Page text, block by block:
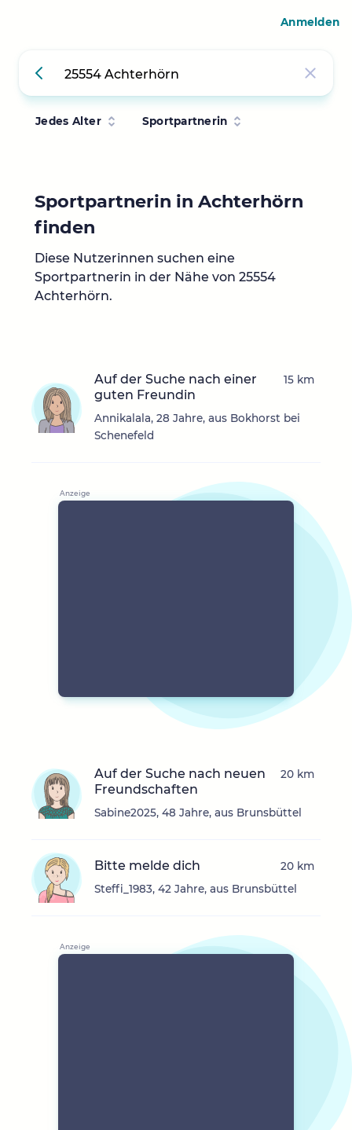
Jedes Alter Sportpartnerin
Sportpartnerin in Achterhörn
finden
Diese Nutzerinnen suchen eine
Sportpartnerin in der Nähe von 25554
Achterhörn.
Auf der Suche nach einer
guten Freundin
Annikalala, 28 Jahre, aus Bokhorst bei
Schenefeld
15 km
Auf der Suche nach neuen
Freundschaften
Sabine2025, 48 Jahre, aus Brunsbüttel
20 km
Bitte melde dich
Steffi_1983, 42 Jahre, aus Brunsbüttel
20 km
Anmelden